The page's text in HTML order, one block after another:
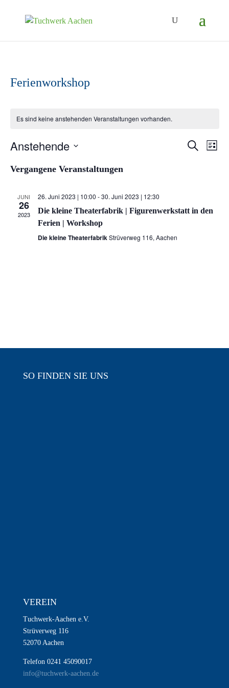
Ferienworkshop
Es sind keine anstehenden Veranstaltungen vorhanden.
Suche
Liste
Anstehende
wählen.
Vergangene Veranstaltungen
JUNI
26
2023
26. Juni 2023 | 10:00 -30. Juni 2023 | 12:30
Die kleine Theaterfabrik | Figurenwerkstatt in den
Ferien | Workshop
Die kleine TheaterfabrikStrüverweg 116, Aachen
SO FINDEN SIE UNS
VEREIN
Tuchwerk-Aachen e.V.
Strüverweg 116
52070 Aachen
Telefon 0241 45090017
info@tuchwerk-aachen.de